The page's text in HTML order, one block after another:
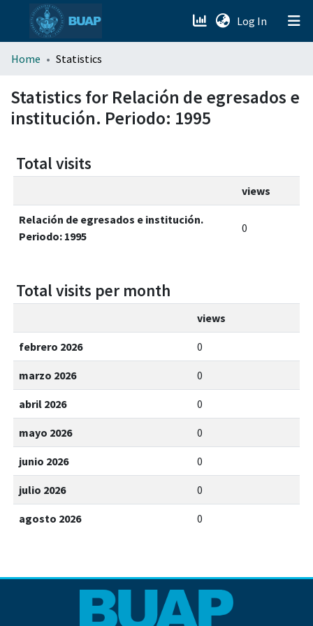
Log In (current)
menu.section.about_menu
All of DSpace
Home Statistics
Statistics for Relación de egresados e
institución. Periodo: 1995
Total visits
views
Relación de egresados e institución.
Periodo: 1995
0
Total visits per month
views
febrero 2026 0
marzo 2026 0
abril 2026 0
mayo 2026 0
junio 2026 0
julio 2026 0
agosto 2026 0